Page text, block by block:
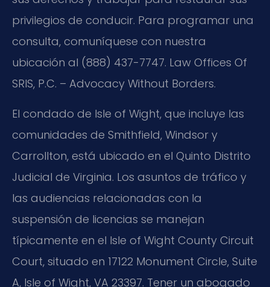
privilegios de conducir. Para programar una
consulta, comuníquese con nuestra
ubicación al (888) 437-7747. Law Offices Of
SRIS, P.C. – Advocacy Without Borders.
El condado de Isle of Wight, que incluye las
comunidades de Smithfield, Windsor y
Carrollton, está ubicado en el Quinto Distrito
Judicial de Virginia. Los asuntos de tráfico y
las audiencias relacionadas con la
suspensión de licencias se manejan
típicamente en el Isle of Wight County Circuit
Court, situado en 17122 Monument Circle, Suite
A, Isle of Wight, VA 23397. Tener un abogado